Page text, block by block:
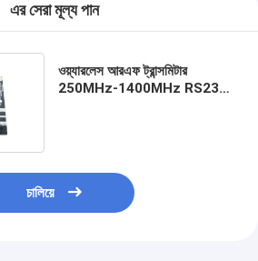
এর সেরা মূল্য পান
ওয়্যারলেস আরএফ ট্রান্সমিটার
250MHz-1400MHz RS232
চালিয়ে